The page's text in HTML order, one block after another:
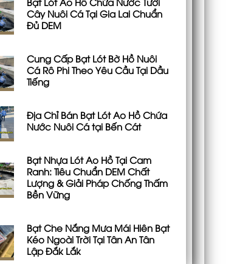
Cây Nuôi Cá Tại Gia Lai Chuẩn
Đủ DEM
Cung Cấp Bạt Lót Bờ Hồ Nuôi
Cá Rô Phi Theo Yêu Cầu Tại Dầu
Tiếng
Địa Chỉ Bán Bạt Lót Ao Hồ Chứa
Nước Nuôi Cá tại Bến Cát
Bạt Nhựa Lót Ao Hồ Tại Cam
Ranh: Tiêu Chuẩn DEM Chất
Lượng & Giải Pháp Chống Thấm
Bền Vững
Bạt Che Nắng Mưa Mái Hiên Bạt
Kéo Ngoài Trời Tại Tân An Tân
Lập Đắk Lắk